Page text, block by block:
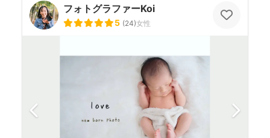
フォトグラファーKoi
5 (24)女性